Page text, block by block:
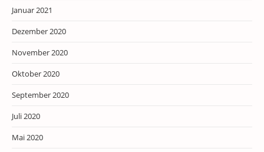
Januar 2021
Dezember 2020
November 2020
Oktober 2020
September 2020
Juli 2020
Mai 2020